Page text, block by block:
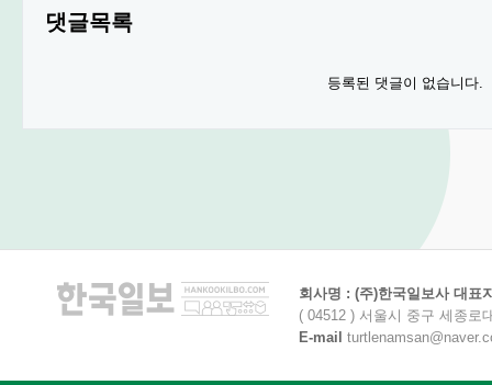
댓글목록
등록된 댓글이 없습니다.
회사명 : (주)한국일보사 대표
( 04512 ) 서울시 중구 세종로
E-mail